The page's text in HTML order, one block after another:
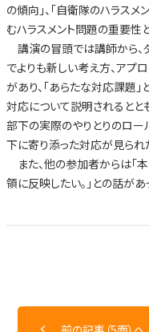
の傾向」、「自衛隊のハラス
むハラスメント問題の重要性
講演の冒頭では講師から、タ
でよりも新しい考え方、アプ
があり、「あらたな対応課題
対応について説明されるとと
部下の実際のやりとりのロー
下に寄り添った対応が見られ
また、他の参加者からは「
領に反映したい。」との話があ